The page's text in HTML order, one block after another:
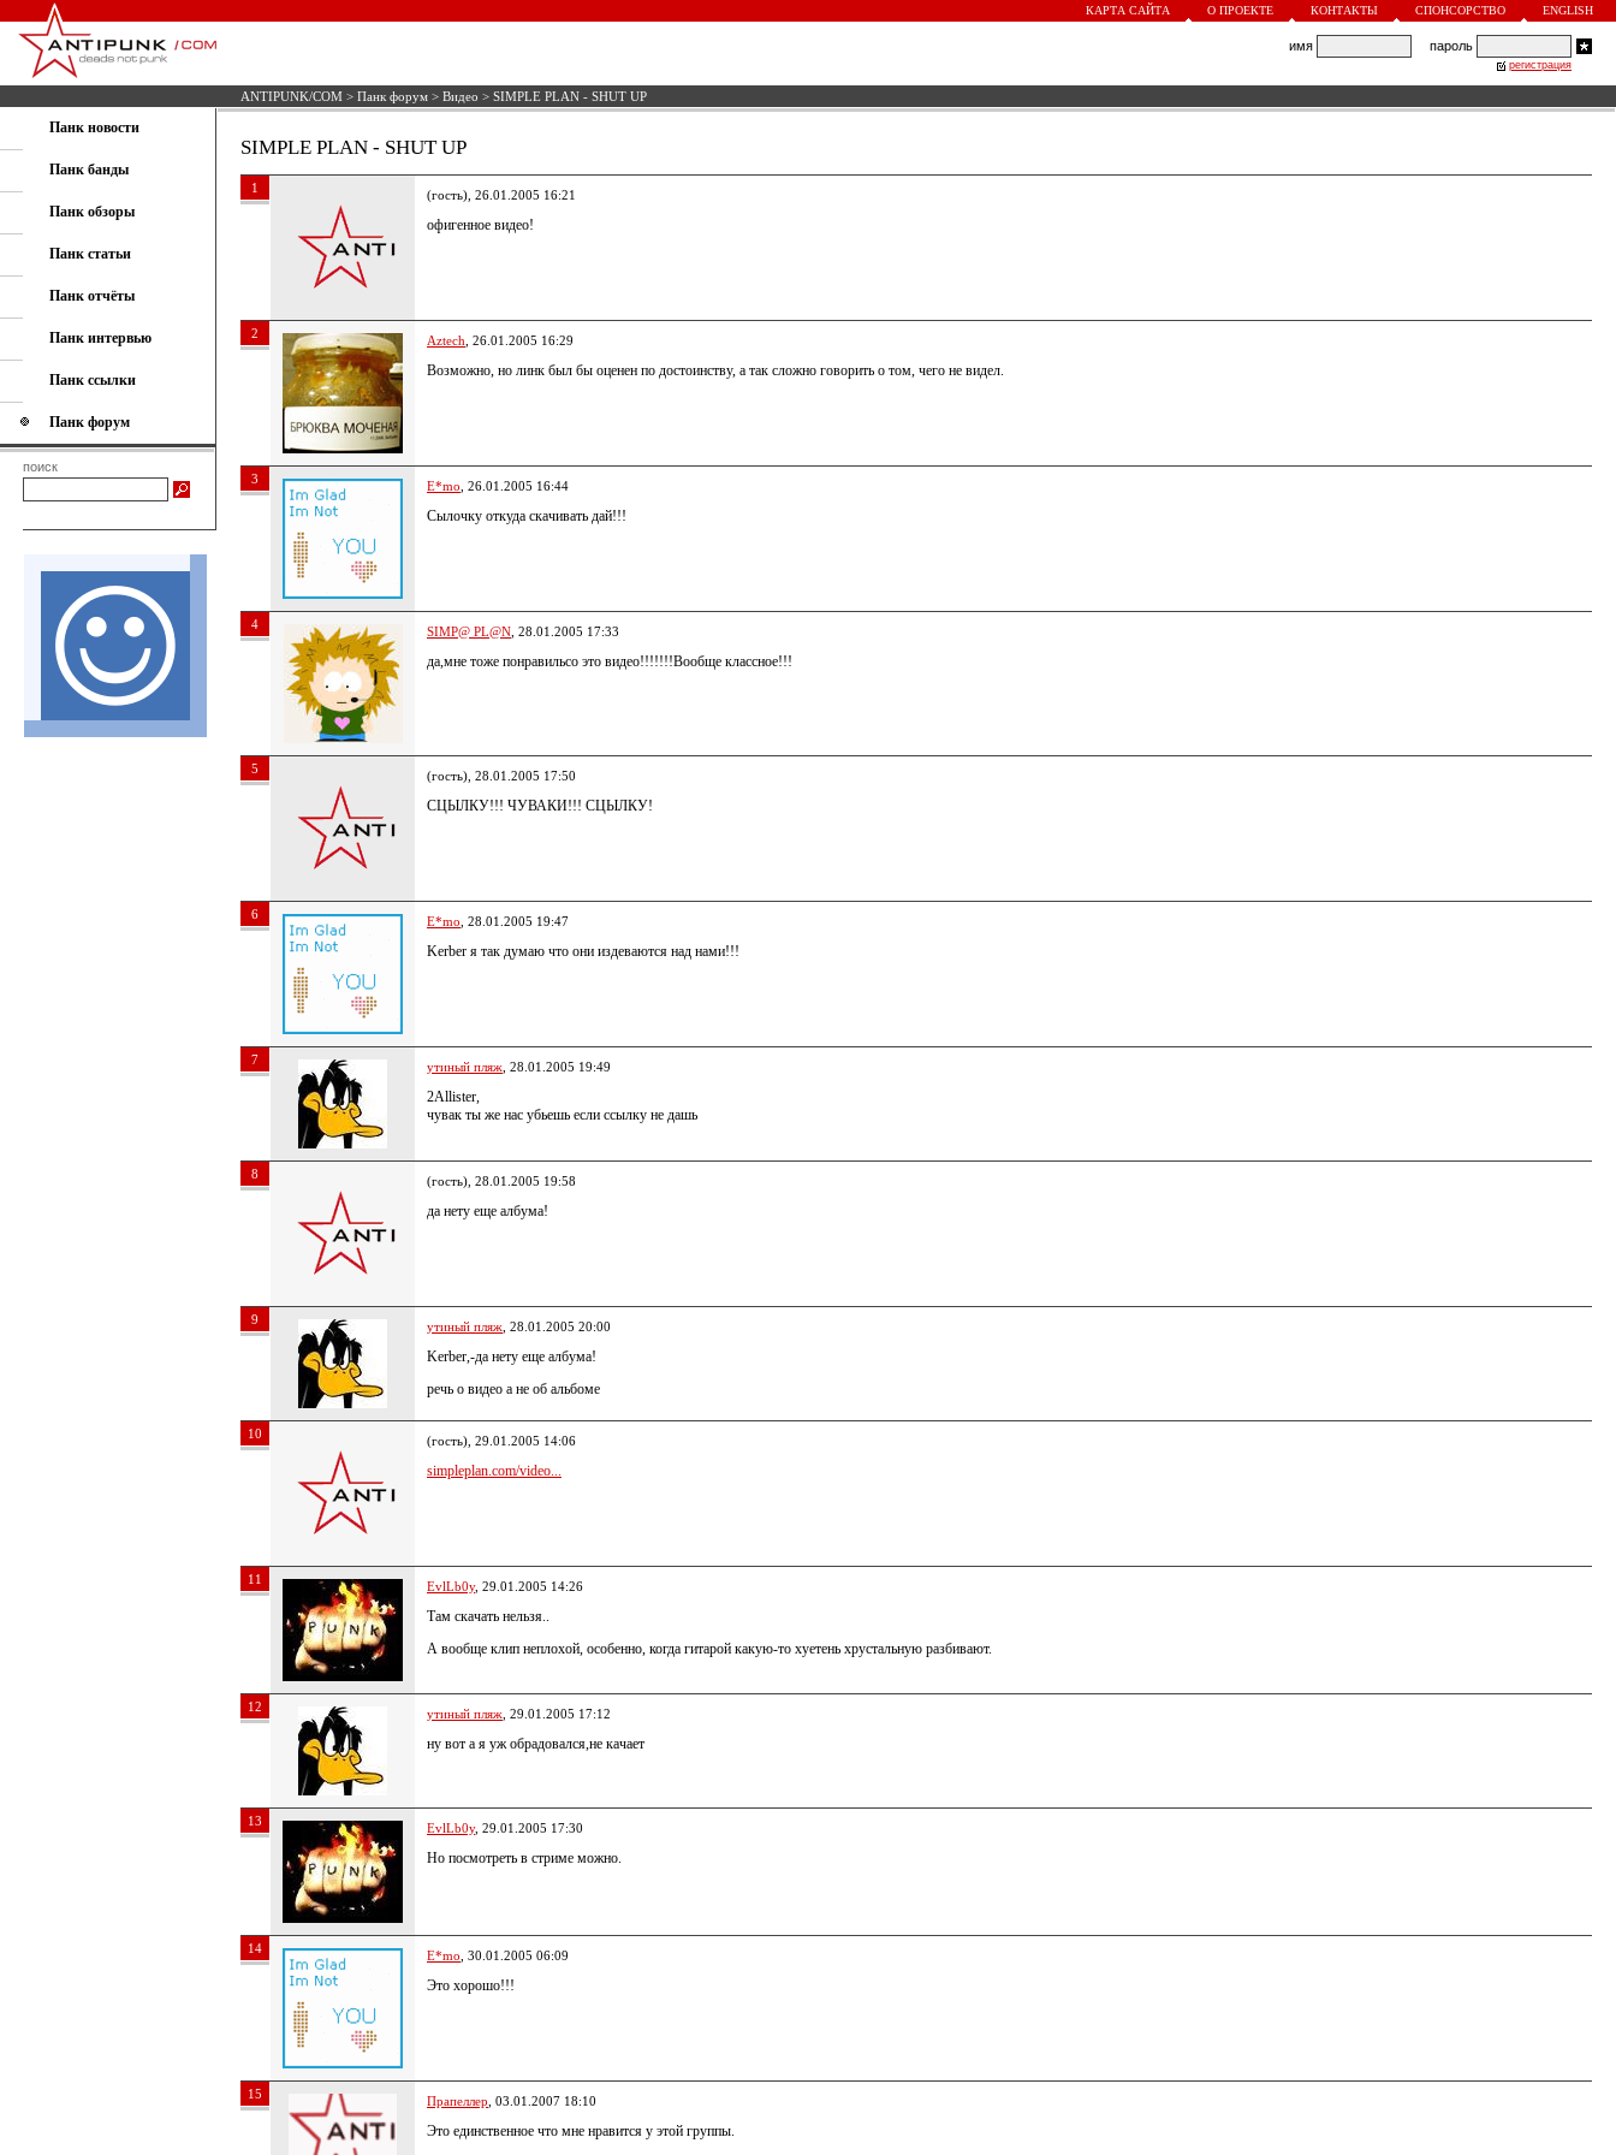
КАРТА САЙТА О ПРОЕКТЕ КОНТАКТЫ СПОНСОРСТВО ENGLISH
имя пароль
регистрация
ANTIPUNK/COM > Панк форум > Видео > SIMPLE PLAN - SHUT UP
Панк новости
Панк банды
Панк обзоры
Панк статьи
Панк отчёты
Панк интервью
Панк ссылки
Панк форум
поиск
SIMPLE PLAN - SHUT UP
1 (гость), 26.01.2005 16:21
офигенное видео!
2 Aztech , 26.01.2005 16:29
Возможно, но линк был бы оценен по достоинству, а так сложно говорить о том, чего не видел.
3 E*mo , 26.01.2005 16:44
Сылочку откуда скачивать дай!!!
4 SIMP@ PL@N , 28.01.2005 17:33
да,мне тоже понравильсо это видео!!!!!!!Вообще классное!!!
5 (гость), 28.01.2005 17:50
СЦЫЛКУ!!! ЧУВАКИ!!! СЦЫЛКУ!
6 E*mo , 28.01.2005 19:47
Kerber я так думаю что они издеваются над нами!!!
7 утиный пляж , 28.01.2005 19:49
2Allister,
чувак ты же нас убьешь если ссылку не дашь
8 (гость), 28.01.2005 19:58
да нету еще албума!
9 утиный пляж , 28.01.2005 20:00
Kerber,-да нету еще албума!
речь о видео а не об альбоме
10 (гость), 29.01.2005 14:06
simpleplan.com/video...
11 EvlLb0y, 29.01.2005 14:26
Там скачать нельзя..
А вообще клип неплохой, особенно, когда гитарой какую-то хуетень хрустальную разбивают.
12 утиный пляж , 29.01.2005 17:12
ну вот а я уж обрадовался,не качает
13 EvlLb0y, 29.01.2005 17:30
Но посмотреть в стриме можно.
14 E*mo , 30.01.2005 06:09
Это хорошо!!!
15 Прапеллер , 03.01.2007 18:10
Это единственное что мне нравится у этой группы.